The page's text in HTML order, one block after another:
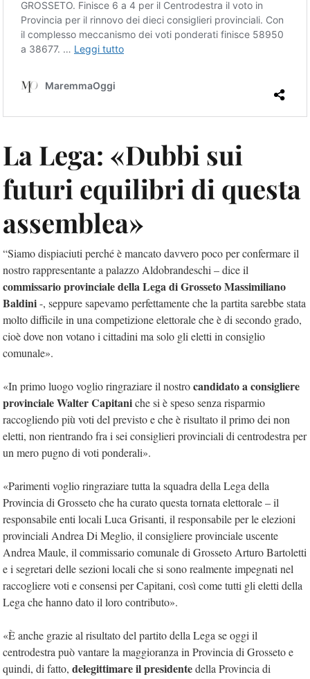
La Lega: «Dubbi sui
futuri equilibri di questa
assemblea»
“Siamo dispiaciuti perché è mancato davvero poco per confermare il
nostro rappresentante a palazzo Aldobrandeschi – dice il
commissario provinciale della Lega di Grosseto Massimiliano
Baldini-, seppure sapevamo perfettamente che la partita sarebbe stata
molto difficile in una competizione elettorale che è di secondo grado,
cioè dove non votano i cittadini ma solo gli eletti in consiglio
comunale».
«In primo luogo voglio ringraziare il nostrocandidato a consigliere
provinciale Walter Capitaniche si è speso senza risparmio
raccogliendo più voti del previsto e che è risultato il primo dei non
eletti, non rientrando fra i sei consiglieri provinciali di centrodestra per
un mero pugno di voti ponderali».
«Parimenti voglio ringraziare tutta la squadra della Lega della
Provincia di Grosseto che ha curato questa tornata elettorale – il
responsabile enti locali Luca Grisanti, il responsabile per le elezioni
provinciali Andrea Di Meglio, il consigliere provinciale uscente
Andrea Maule, il commissario comunale di Grosseto Arturo Bartoletti
e i segretari delle sezioni locali che si sono realmente impegnati nel
raccogliere voti e consensi per Capitani, così come tutti gli eletti della
Lega che hanno dato il loro contributo».
«È anche grazie al risultato del partito della Lega se oggi il
centrodestra può vantare la maggioranza in Provincia di Grosseto e
quindi, di fatto, delegittimare il presidentedella Provincia di